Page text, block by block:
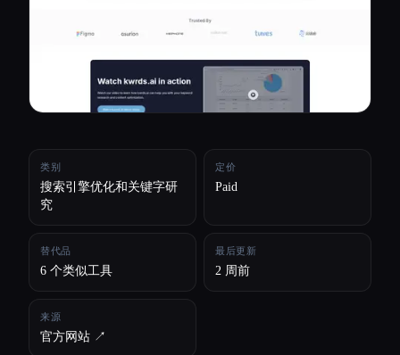
类别
搜索引擎优化和关键字研
究
定价
Paid
替代品
6 个类似工具
最后更新
2 周前
来源
官方网站 ↗︎